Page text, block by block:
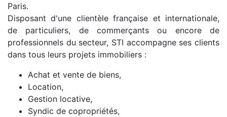
Paris.
Disposant d'une clientèle française et internationale,
de particuliers, de commerçants ou encore de
professionnels du secteur, STI accompagne ses clients
dans tous leurs projets immobiliers :
Achat et vente de biens,
Location,
Gestion locative,
Syndic de copropriétés,